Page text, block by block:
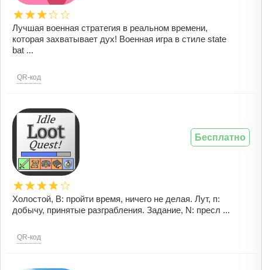
Лучшая военная стратегия в реальном времени,
которая захватывает дух! Военная игра в стиле state
bat ...
QR-код
Холостой, В: пройти время, ничего не делая. Лут, п:
добычу, принятые разграбления. Задание, N: пресл ...
QR-код
Бесплатно